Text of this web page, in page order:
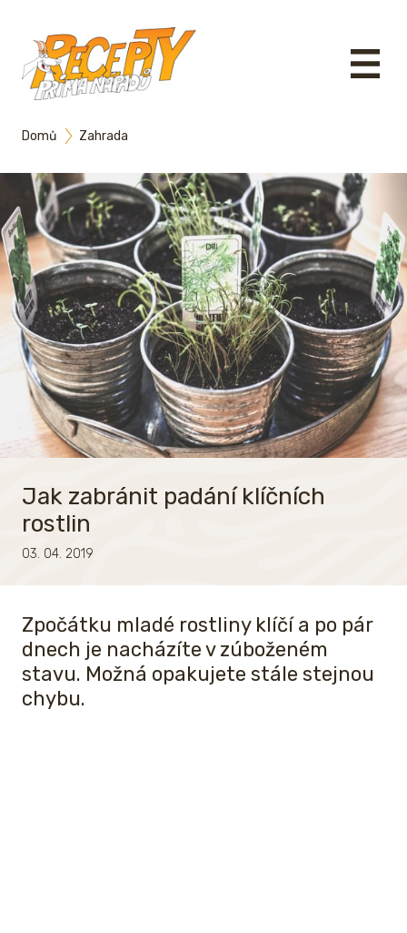
Domů Zahrada
Jak zabránit padání klíčních
rostlin
03. 04. 2019
Zpočátku mladé rostliny klíčí a po pár
dnech je nacházíte v zúboženém
stavu. Možná opakujete stále stejnou
chybu.